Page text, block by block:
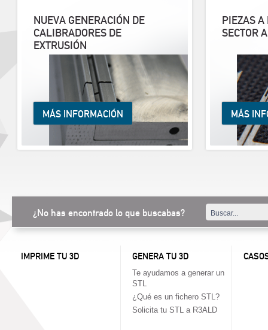
NUEVA GENERACIÓN DE
CALIBRADORES DE
EXTRUSIÓN
MÁS INFORMACIÓN
PIEZAS A
SECTOR
MÁS
¿No has encontrado lo que buscabas?
IMPRIME TU 3D GENERA TU 3D
Te ayudamos a generar un
STL
¿Qué es un fichero STL?
Solicita tu STL a R3ALD